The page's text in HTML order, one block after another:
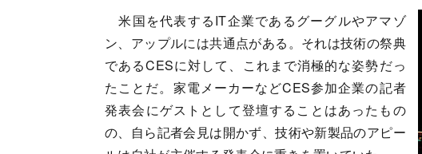
米国を代表するIT企業であるグーグルやアマゾ
ン、アップルには共通点がある。それは技術の祭典
であるCESに対して、これまで消極的な姿勢だっ
たことだ。家電メーカーなどCES参加企業の記者
発表会にゲストとして登壇することはあったもの
の、自ら記者会見は開かず、技術や新製品のアピー